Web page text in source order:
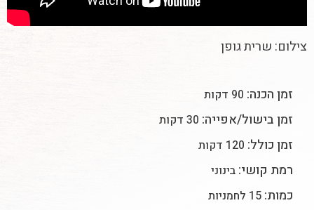
צילום: שרית גופן
זמן הכנה: 90 דקות
זמן בישול/אפייה: 30 דקות
זמן כולל: 120 דקות
רמת קושי: בינוני
כמות: 15 לחמניות